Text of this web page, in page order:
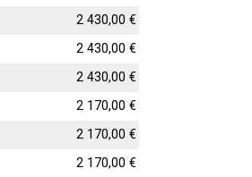
2 430,00 €
2 430,00 €
2 430,00 €
2 170,00 €
2 170,00 €
2 170,00 €